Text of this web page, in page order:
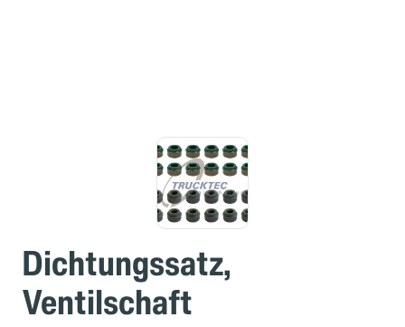
Dichtungssatz,
Ventilschaft